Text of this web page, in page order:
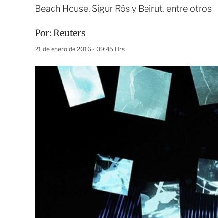
Beach House, Sigur Rós y Beirut, entre otros
Por: Reuters
21 de enero de 2016 - 09:45 Hrs